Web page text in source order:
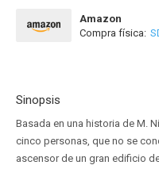
Amazon
Compra física:
Sinopsis
Basada en una historia de M.
cinco personas, que no se
ascensor de un gran edificio